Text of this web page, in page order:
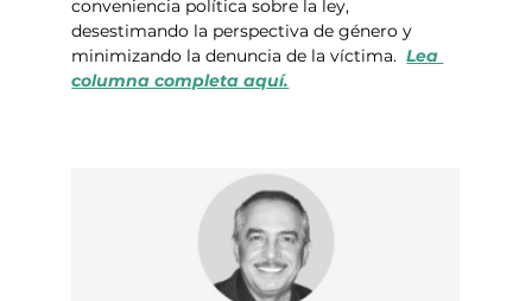
conveniencia política sobre la ley,
desestimando la perspectiva de género y
minimizando la denuncia de la víctima. Lea
columna completa aquí.